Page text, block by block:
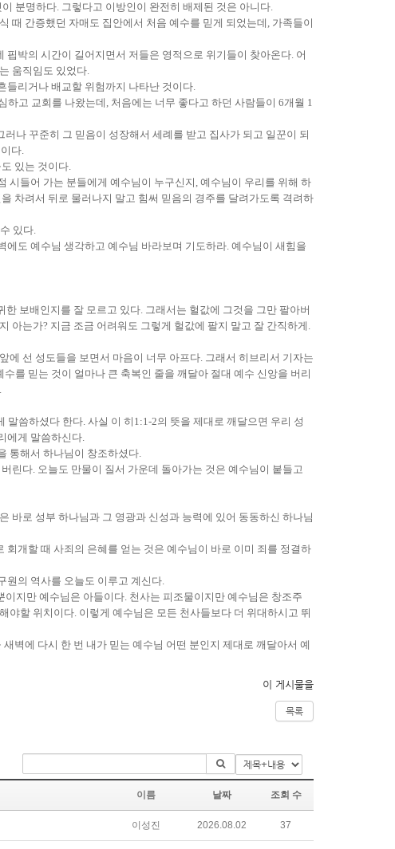
분명하다. 그렇다고 이방인이 완전히 배제된 것은 아니다.
때 간증했던 자매도 집안에서 처음 예수를 믿게 되었는데, 가족들이
박의 시간이 길어지면서 저들은 영적으로 위기들이 찾아온다. 어
움직임도 있었다.
들리거나 배교할 위험까지 나타난 것이다.
고 교회를 나왔는데, 처음에는 너무 좋다고 하던 사람들이 6개월 1
나 꾸준히 그 믿음이 성장해서 세례를 받고 집사가 되고 일꾼이 되
다.
있는 것이다.
시들어 가는 분들에게 예수님이 누구신지, 예수님이 우리를 위해 하
차려서 뒤로 물러나지 말고 힘써 믿음의 경주를 달려가도록 격려하
있다.
도 예수님 생각하고 예수님 바라보며 기도하라. 예수님이 새힘을
보배인지를 잘 모르고 있다. 그래서는 헐값에 그것을 그만 팔아버
아는가? 지금 조금 어려워도 그렇게 헐값에 팔지 말고 잘 간직하게.
선 성도들을 보면서 마음이 너무 아프다. 그래서 히브리서 기자는
를 믿는 것이 얼마나 큰 축복인 줄을 깨달아 절대 예수 신앙을 버리
씀하셨다 한다. 사실 이 히1:1-2의 뜻을 제대로 깨달으면 우리 성
에게 말씀하신다.
통해서 하나님이 창조하셨다.
린다. 오늘도 만물이 질서 가운데 돌아가는 것은 예수님이 붙들고
바로 성부 하나님과 그 영광과 신성과 능력에 있어 동동하신 하나님
개할 때 사죄의 은혜를 얻는 것은 예수님이 바로 이미 죄를 정결하
원의 역사를 오늘도 이루고 계신다.
지만 예수님은 아들이다. 천사는 피조물이지만 예수님은 창조주
할 위치이다. 이렇게 예수님은 모든 천사들보다 더 위대하시고 뛰
벽에 다시 한 번 내가 믿는 예수님 어떤 분인지 제대로 깨달아서 예
이 게시물을
목록
이름 날짜 조회 수
이성진 2026.08.02 37